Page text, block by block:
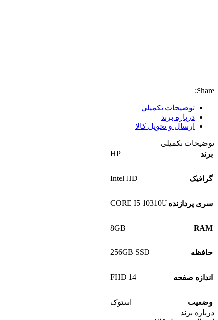
Share:
توضیحات تکمیلی
درباره برند
ارسال و تحویل کالا
توضیحات تکمیلی
برند
HP
گرافیک Intel HD
سری پردازندهCORE I5 10310U
RAM
8GB
حافظه 256GB SSD
اندازه صفحه 14 FHD
وضعیت
استوک
درباره برند